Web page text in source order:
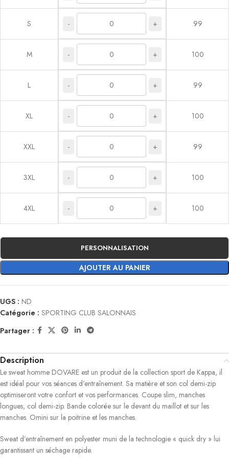
S - + 99
M - + 100
L - + 99
XL - + 100
XXL - + 99
3XL - + 100
4XL - + 100
AJOUTER AU PANIER
PERSONNALISATION
UGS : ND
Catégorie : SPORTING CLUB SALONNAIS
Partager :
Description
Le sweat homme DOVARE est un produit de la collection sport de Kappa, il
est idéal pour vos séances d’entraînement. Sa matière et son col demi-zip
optimiseront votre confort et vos performances. Coupe slim, manches
longues, col demi-zip. Bande colorée sur le devant du maillot et sur les
manches. Omini sur la poitrine et les manches.
Sweat d’entraînement en polyester muni de la technologie « quick dry » lui
garantissant un séchage rapide.